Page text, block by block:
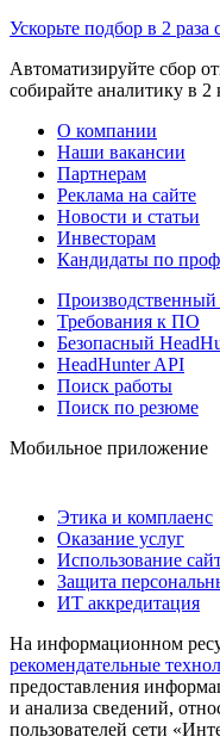
Ускорьте подбор в 2 раза
Автоматизируйте сбор
собирайте аналитику в 2
О компании
Наши вакансии
Партнерам
Реклама на сайте
Новости и статьи
Инвесторам
Кандидаты по
Производственный
Требования к ПО
Безопасный
HeadHunter API
Поиск работы
Поиск по резюме
Мобильное приложение
Этика и комплаенс
Оказание услуг
Использование
Защита
ИТ аккредитация
На информационном
рекомендательные
предоставления
и анализа сведений,
пользователей сети